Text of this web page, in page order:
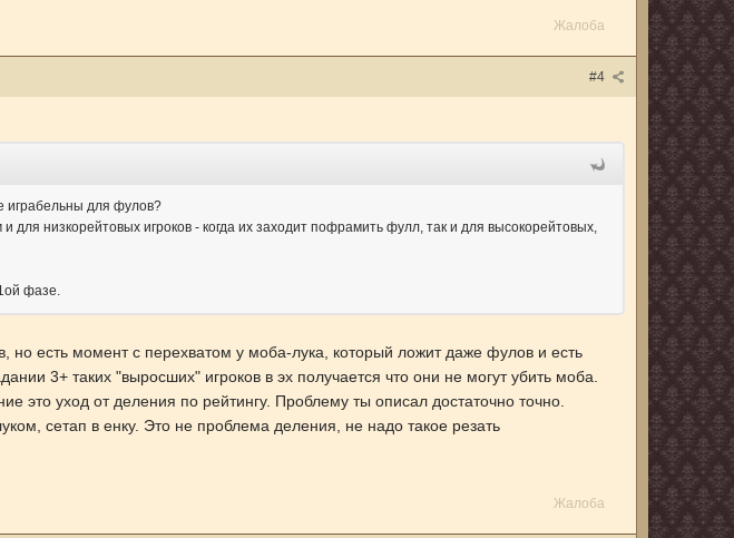
Жалоба
#4
играбельны для фулов?
низкорейтовых игроков - когда их заходит пофрамить фулл, так и для высокорейтовых,
фазе.
есть момент с перехватом у моба-лука, который ложит даже фулов и есть
3+ таких "выросших" игроков в эх получается что они не могут убить моба.
уход от деления по рейтингу. Проблему ты описал достаточно точно.
сетап в енку. Это не проблема деления, не надо такое резать
Жалоба